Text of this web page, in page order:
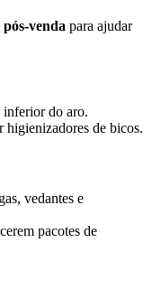
venda para ajudar
inferior do aro.
higienizadores de bicos.
vedantes e
pacotes de